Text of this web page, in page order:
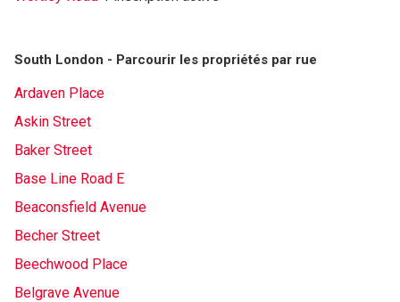
South London - Parcourir les propriétés par rue
Ardaven Place
Askin Street
Baker Street
Base Line Road E
Beaconsfield Avenue
Becher Street
Beechwood Place
Belgrave Avenue